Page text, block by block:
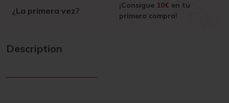
¿La primera vez?
¡Consigue 10€ en tu
primera compra!
Description